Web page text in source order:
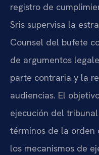
registro de
Sris supervisa la
Counsel del bufete
de argumentos
parte contraria y la
audiencias. El
ejecución del
términos de la orden
los mecanismos de